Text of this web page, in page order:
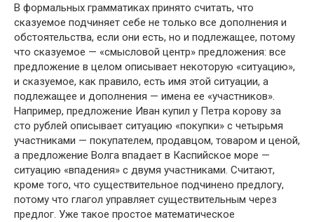
В формальных грамматиках принято считать, что
сказуемое подчиняет себе не только все дополнения и
обстоятельства, если они есть, но и подлежащее, потому
что сказуемое — «смысловой центр» предложения: все
предложение в целом описывает некоторую «ситуацию»,
и сказуемое, как правило, есть имя этой ситуации, а
подлежащее и дополнения — имена ее «участников».
Например, предложение Иван купил у Петра корову за
сто рублей описывает ситуацию «покупки» с четырьмя
участниками — покупателем, продавцом, товаром и ценой,
а предложение Волга впадает в Каспийское море —
ситуацию «впадения» с двумя участниками. Считают,
кроме того, что существительное подчинено предлогу,
потому что глагол управляет существительным через
предлог. Уже такое простое математическое